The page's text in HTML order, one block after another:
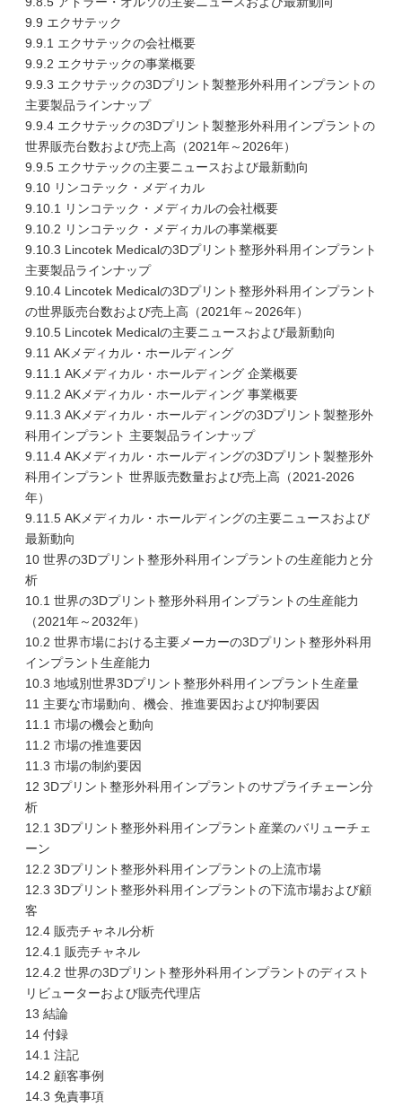
9.9 エクサテック
9.9.1 エクサテックの会社概要
9.9.2 エクサテックの事業概要
9.9.3 エクサテックの3Dプリント製整形外科用インプラントの
主要製品ラインナップ
9.9.4 エクサテックの3Dプリント製整形外科用インプラントの
世界販売台数および売上高（2021年～2026年）
9.9.5 エクサテックの主要ニュースおよび最新動向
9.10 リンコテック・メディカル
9.10.1 リンコテック・メディカルの会社概要
9.10.2 リンコテック・メディカルの事業概要
9.10.3 Lincotek Medicalの3Dプリント整形外科用インプラント
主要製品ラインナップ
9.10.4 Lincotek Medicalの3Dプリント整形外科用インプラント
の世界販売台数および売上高（2021年～2026年）
9.10.5 Lincotek Medicalの主要ニュースおよび最新動向
9.11 AKメディカル・ホールディング
9.11.1 AKメディカル・ホールディング 企業概要
9.11.2 AKメディカル・ホールディング 事業概要
9.11.3 AKメディカル・ホールディングの3Dプリント製整形外
科用インプラント 主要製品ラインナップ
9.11.4 AKメディカル・ホールディングの3Dプリント製整形外
科用インプラント 世界販売数量および売上高（2021-2026
年）
9.11.5 AKメディカル・ホールディングの主要ニュースおよび
最新動向
10 世界の3Dプリント整形外科用インプラントの生産能力と分
析
10.1 世界の3Dプリント整形外科用インプラントの生産能力
（2021年～2032年）
10.2 世界市場における主要メーカーの3Dプリント整形外科用
インプラント生産能力
10.3 地域別世界3Dプリント整形外科用インプラント生産量
11 主要な市場動向、機会、推進要因および抑制要因
11.1 市場の機会と動向
11.2 市場の推進要因
11.3 市場の制約要因
12 3Dプリント整形外科用インプラントのサプライチェーン分
析
12.1 3Dプリント整形外科用インプラント産業のバリューチェ
ーン
12.2 3Dプリント整形外科用インプラントの上流市場
12.3 3Dプリント整形外科用インプラントの下流市場および顧
客
12.4 販売チャネル分析
12.4.1 販売チャネル
12.4.2 世界の3Dプリント整形外科用インプラントのディスト
リビューターおよび販売代理店
13 結論
14 付録
14.1 注記
14.2 顧客事例
14.3 免責事項